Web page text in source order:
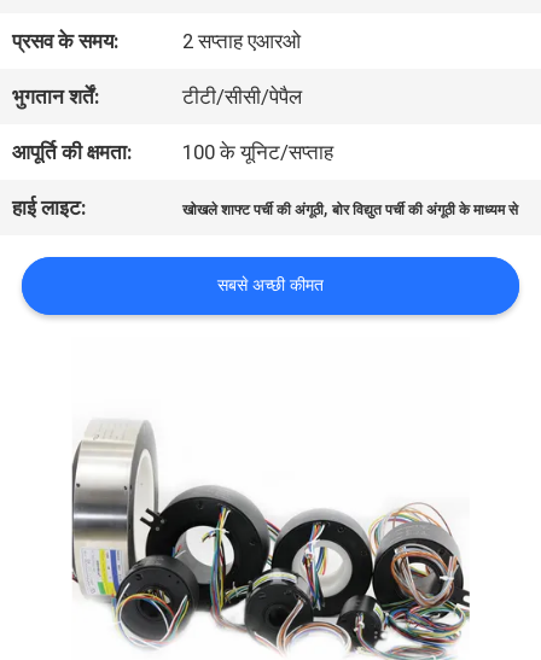
गुणवत्ता
नियंत्रण
करें
उद्धरण
विनती
प्रसव के समय: 2 सप्ताह एआरओ
भुगतान शर्तें: टीटी/सीसी/पेपैल
आपूर्ति की क्षमता: 100 के यूनिट/सप्ताह
हाई लाइट: खोखले शाफ्ट पर्ची की अंगूठी,बोर विद्युत पर्ची की अंगूठी के माध्यम से
सबसे अच्छी कीमत